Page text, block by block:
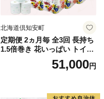
北海道倶知安町
定期便 2ヵ月毎 全3回 長持ち
1.5倍巻き 花いっぱい トイレ
ットペーパー ダブル 45ｍ 計
72ロール 全18種 花柄 プリン
ー 消耗品 備蓄 送料無料 北海
51,000円